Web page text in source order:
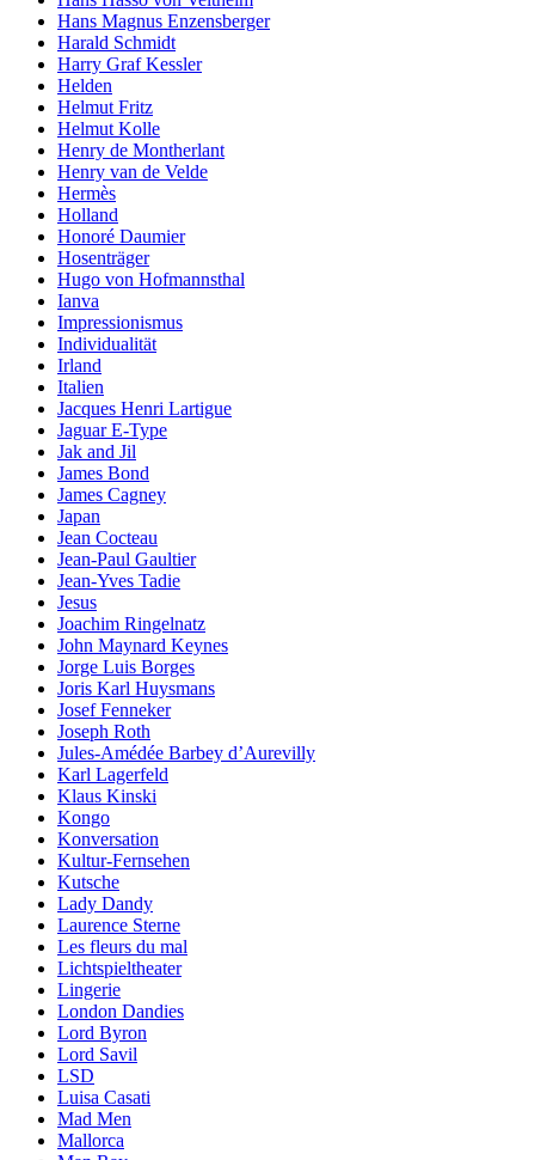
Hans Magnus Enzensberger
Harald Schmidt
Harry Graf Kessler
Helden
Helmut Fritz
Helmut Kolle
Henry de Montherlant
Henry van de Velde
Hermès
Holland
Honoré Daumier
Hosenträger
Hugo von Hofmannsthal
Ianva
Impressionismus
Individualität
Irland
Italien
Jacques Henri Lartigue
Jaguar E-Type
Jak and Jil
James Bond
James Cagney
Japan
Jean Cocteau
Jean-Paul Gaultier
Jean-Yves Tadie
Jesus
Joachim Ringelnatz
John Maynard Keynes
Jorge Luis Borges
Joris Karl Huysmans
Josef Fenneker
Joseph Roth
Jules-Amédée Barbey d’Aurevilly
Karl Lagerfeld
Klaus Kinski
Kongo
Konversation
Kultur-Fernsehen
Kutsche
Lady Dandy
Laurence Sterne
Les fleurs du mal
Lichtspieltheater
Lingerie
London Dandies
Lord Byron
Lord Savil
LSD
Luisa Casati
Mad Men
Mallorca